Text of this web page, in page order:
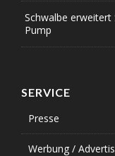
Schwalbe
Pump
SERVICE
Presse
Werbung /